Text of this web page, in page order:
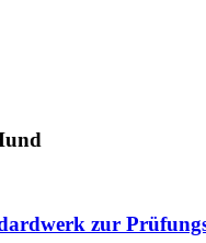
zur